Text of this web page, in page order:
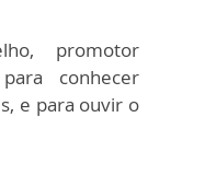
promotor
conhecer
e para ouvir o